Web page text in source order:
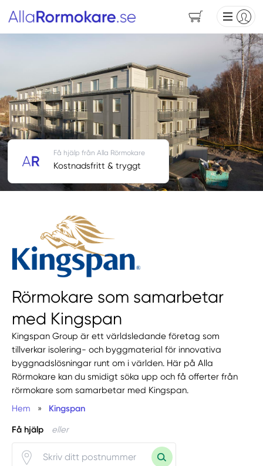
Rörmokare som samarbetar
med Kingspan
Kingspan Group är ett världsledande företag som
tillverkar isolering- och byggmaterial för innovativa
byggnadslösningar runt om i världen. Här på Alla
Rörmokare kan du smidigt söka upp och få offerter från
rörmokare som samarbetar med Kingspan.
Hem
» Kingspan
Få hjälp eller
Få hjälp från Alla Rörmokare
Kostnadsfritt & tryggt